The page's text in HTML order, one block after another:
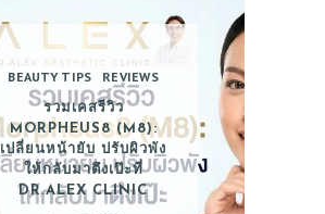
BEAUTY TIPS REVIEWS
รวมเคสรีวิว
MORPHEUS8 (M8):
เปลี่ยนหน้ายับ ปรับผิวพัง
ให้กลับมาตึงเป๊ะที่
DR.ALEX CLINIC